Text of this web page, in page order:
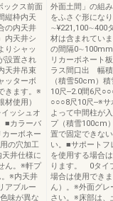
ックス前面
縦枠内天
の内天井
内天井シ
りシャッ
設置され
天井吊束
ッターボ
きます。※
使用）
ッシュオ
■カラーバ
ーボネー
の穴加工
井仕様に
ん。※軒プ
。※内天井
アブルー
味が異な
外面土間」の組
をふさぐ形にな
∼¥221,100∼400
材は含まれてい
の間隔
リカーボネート
ラス間口出 幅積
（積雪50cm）
10尺--2.0間6尺
○○○8尺10尺--※
よって中間柱が
プ（積雪100cm
置で固定できな
い。■サポート
を使用する場合
ります。 0タイ
場合は使用でき
ん）。※外面グレ
さい。※床部は、